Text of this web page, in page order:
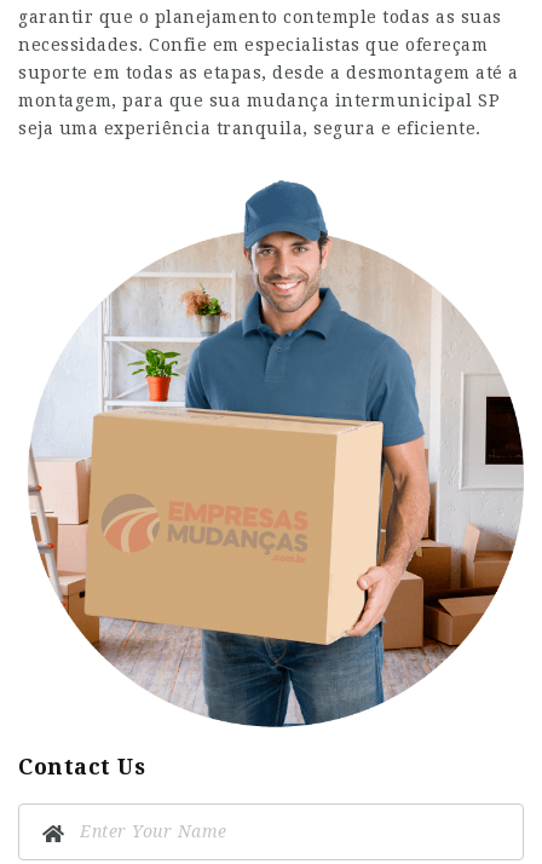
garantir que o planejamento contemple todas as suas
necessidades. Confie em especialistas que ofereçam
suporte em todas as etapas, desde a desmontagem até a
montagem, para que sua mudança intermunicipal SP
seja uma experiência tranquila, segura e eficiente.
Contact Us